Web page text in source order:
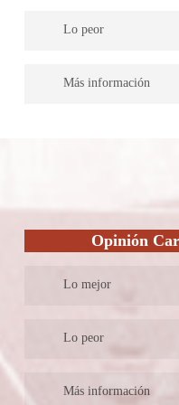
instrumentos que la ley
jurídico en todas las áreas
profesionales.
administrativo y
Lo peor
sus métodos de
• No trabajan con una
Más información
derecho. Están ubicados
especializados en
mercantil y mucho más.
Opinión
Lo mejor
• Un despacho
en todo el territorio
• Cuenta con una abogada
laboral, mercantil, familiar,
Lo peor
• No cuenta con personal
Más información